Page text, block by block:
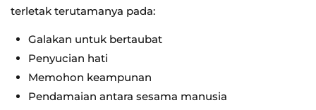
terletak terutamanya pada:
Galakan untuk bertaubat
Penyucian hati
Memohon keampunan
Pendamaian antara sesama manusia